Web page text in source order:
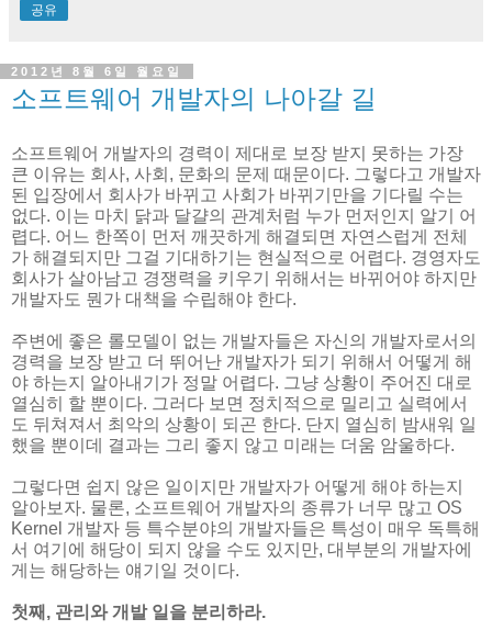
공유
2012년 8월 6일 월요일
소프트웨어 개발자의 나아갈 길
소프트웨어 개발자의 경력이 제대로 보장 받지 못하는 가장
큰 이유는 회사, 사회, 문화의 문제 때문이다. 그렇다고 개발자
된 입장에서 회사가 바뀌고 사회가 바뀌기만을 기다릴 수는
없다. 이는 마치 닭과 달걀의 관계처럼 누가 먼저인지 알기 어
렵다. 어느 한쪽이 먼저 깨끗하게 해결되면 자연스럽게 전체
가 해결되지만 그걸 기대하기는 현실적으로 어렵다. 경영자도
회사가 살아남고 경쟁력을 키우기 위해서는 바뀌어야 하지만
개발자도 뭔가 대책을 수립해야 한다.
주변에 좋은 롤모델이 없는 개발자들은 자신의 개발자로서의
경력을 보장 받고 더 뛰어난 개발자가 되기 위해서 어떻게 해
야 하는지 알아내기가 정말 어렵다. 그냥 상황이 주어진 대로
열심히 할 뿐이다. 그러다 보면 정치적으로 밀리고 실력에서
도 뒤쳐져서 최악의 상황이 되곤 한다. 단지 열심히 밤새워 일
했을 뿐이데 결과는 그리 좋지 않고 미래는 더움 암울하다.
그렇다면 쉽지 않은 일이지만 개발자가 어떻게 해야 하는지
알아보자. 물론, 소프트웨어 개발자의 종류가 너무 많고 OS
Kernel 개발자 등 특수분야의 개발자들은 특성이 매우 독특해
서 여기에 해당이 되지 않을 수도 있지만, 대부분의 개발자에
게는 해당하는 얘기일 것이다.
첫째, 관리와 개발 일을 분리하라.